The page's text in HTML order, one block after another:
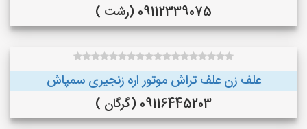
09112339075 (رشت )
علف زن علف تراش موتور اره زنجیری سمپاش
09116445203 (گرگان )